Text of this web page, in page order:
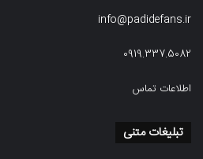
info@padidefans.ir
0919.337.5082
اطلاعات تماس
تبلیغات متنی